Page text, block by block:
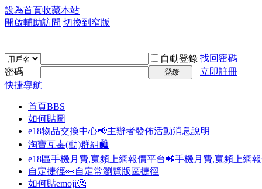
設為首頁收藏本站
開啟輔助訪問 切換到窄版
自動登錄 找回密碼
密碼
登錄
立即註冊
快捷導航
首頁BBS
如何貼圖
e18物品交換中心📢主辦者發佈活動消息說明
淘寶互毒(動)群組🛍️
e18區手機月費,寬頻上網報價平台📲手機月費,寬頻上網
自定捷徑👀自定常瀏覽版區捷徑
如何貼emoji🤔